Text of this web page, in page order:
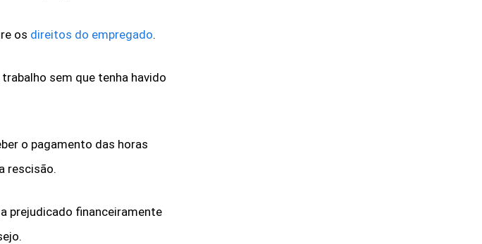
os direitos do empregado.
sem que tenha havido
o pagamento das horas
rescisão.
prejudicado financeiramente